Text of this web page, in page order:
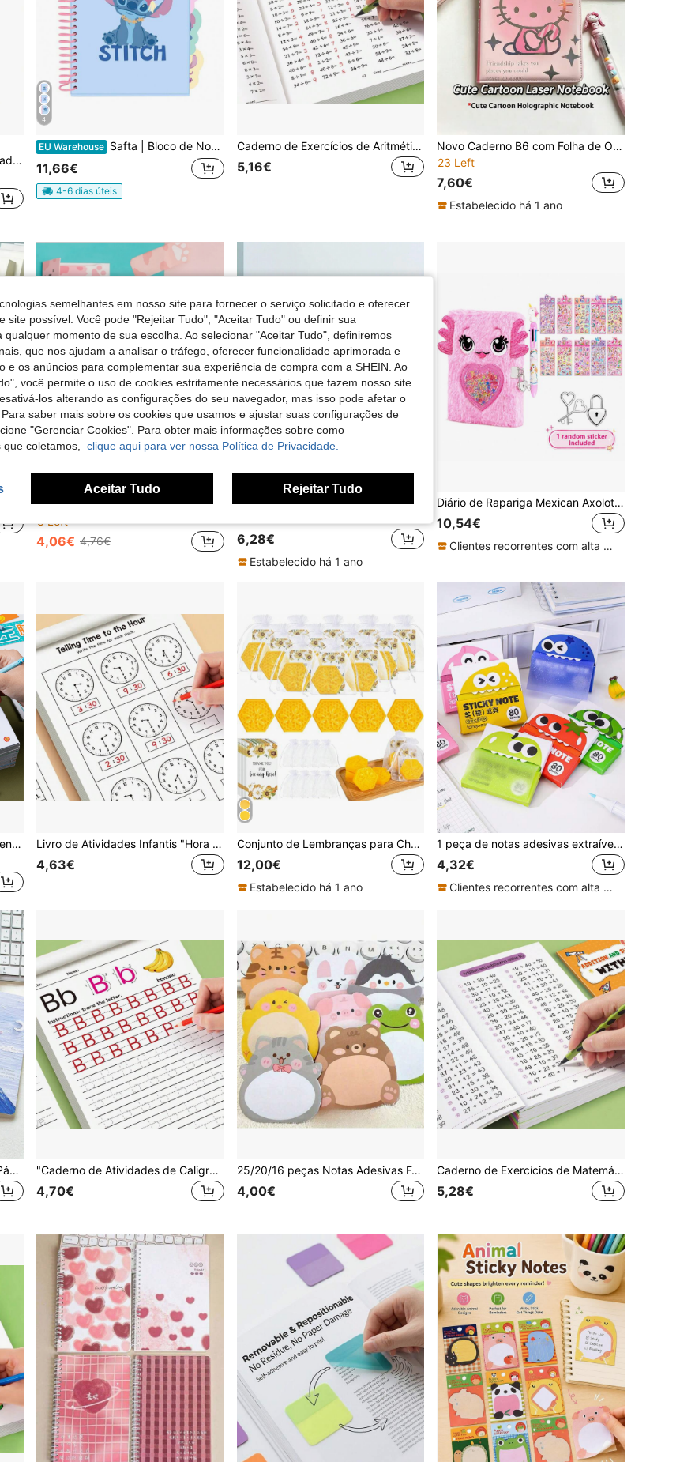
Volta às Aulas
4
EU Warehouse Safta | Bloco de Notas A5 Stitch para Crianças, Caderno com Capas Duras, 80 Folhas 80 g/m² e 4 Separadores Interiores, Licença Oficial Disney, Ideal para Escola e Presente
11,66€
4-6 dias úteis
Caderno de Exercícios de Aritmética com 48 Páginas, para Uso de Ensino dos Pais, Caderno de Exercícios de Multiplicação e Divisão, Caderno de Matemática, Adequado para a Prática Diária de Alunos do 3.º, 4.º e 5.º Anos, Caderno de Exercícios, Caderno de Exercícios de Multiplicação e Divisão
5,16€
Novo Caderno B6 com Folha de Ouro, Desenho Animado Fofo - Diário de Gato - Planeador de Páginas Coloridas com Linhas para Estudantes, Volta às Aulas
23 Left
7,60€
Estabelecido há 1 ano
-14% 120 peças/240 peças/360 peças Notas Adesivas Fofas com Pata de Gato Cartoon, 6 Estilos Blocos de Notas Retangulares Semibrilhantes, Adequados para Registos e Escritório, Regresso às Aulas
3 Left
4,06€ 4,76€
Autocolante Eletrostático Removível para Quadro Branco, Película Reutilizável para Desenho a Seco, Quadro de Graffiti Sem Adesivo para Crianças, Volta às Aulas
6,28€
Estabelecido há 1 ano
Diário de Rapariga Mexican Axolotl com Fechadura e Chave, Conjunto de Diário/Caderno de Viagem para Crianças, Adequado para Escrever e Desenhar, Regresso às Aulas
10,54€
Clientes recorrentes com alta taxa de retorno
crianças pequenas
Livro de Atividades Infantis "Hora de Aprender", Ideal para Educação Domiciliar e Atividades na Educação Infantil, Inclui Exercícios de Leitura e Matemática, Perfeito para o Ensino em Sala de Aula e para o Retorno às Aulas. Ótimo Presente de Natal.
4,63€
Conjunto de Lembranças para Chá de Bebé com Tema de Abelha, 60 peças/20 conjuntos ou 90 peças/30 conjuntos, inclui sabonetes em favo de mel, cartões de agradecimento, sacos de , Volta às Aulas
12,00€
Estabelecido há 1 ano
1 peça de notas adesivas extraíveis com tema de fruta, peroladas e transparentes, abas autoadesivas para memorandos, para marcar conhecimentos essenciais e organizar, volta às aulas
4,32€
Clientes recorrentes com alta taxa de retorno
1 peça Caderno Espiral A5, 60 Páginas de Papel Pautado, Design de Capa Estilo Pintura a Óleo de Desenhos Animados, Adequado para a Época de Regresso às Aulas "Caderno de Atividades de Caligrafia ABC: 32 Páginas de Alfabeto e Números para Praticar a Caligrafia na Educação Infantil, Perfeito para o Desenvolvimento da Alfabetização e Habilidades na Pré-Escola"
4,70€
25/20/16 peças Notas Adesivas Fofas de Animais de Desenhos Animados para Crianças
4,00€
Caderno de Exercícios de Matemática para Crianças com 64 Páginas sobre Adição e Subtração, Caderno de Adição e Subtração: Números até 10, 20, 50 e 100*, e uma Variedade de Livros de Leitura - Presentes Perfeitos para o Início do Ano Letivo e a Época de Regresso às Aulas.
5,28€
semelhantes em nosso site para fornecer o serviço solicitado e oferecer
site possível. Você pode "Rejeitar Tudo", "Aceitar Tudo" ou definir sua
qualquer momento de sua escolha. Ao selecionar "Aceitar Tudo", definiremos
que nos ajudam a analisar o tráfego, oferecer funcionalidade aprimorada e
e os anúncios para complementar sua experiência de compra com a SHEIN. Ao
você permite o uso de cookies estritamente necessários que fazem nosso site
los alterando as configurações do seu navegador, mas isso pode afetar o
saber mais sobre os cookies que usamos e ajustar suas configurações de
"Gerenciar Cookies". Para obter mais informações sobre como
que coletamos, clique aqui para ver nossa Política de Privacidade.
Aceitar Tudo Rejeitar Tudo